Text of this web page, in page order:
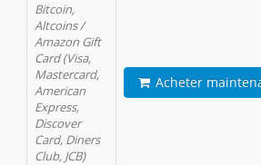
Bitcoin,
Altcoins /
Amazon Gift
Card (Visa,
Mastercard,
American
Express,
Discover
Card, Diners
Club, JCB)
Acheter